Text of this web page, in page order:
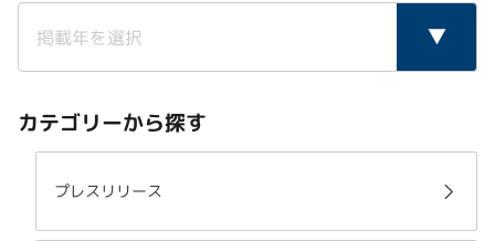
カテゴリーから探す
プレスリリース